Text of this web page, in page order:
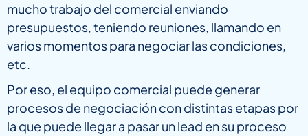
mucho trabajo del comercial enviando
presupuestos, teniendo reuniones, llamando en
varios momentos para negociar las condiciones,
etc.
Por eso, el equipo comercial puede generar
procesos de negociación con distintas etapas por
la que puede llegar a pasar un lead en su proceso